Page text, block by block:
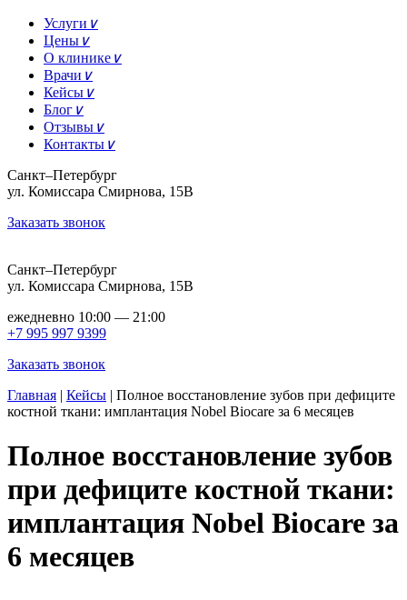
Услуги ∨
Цены ∨
О клинике ∨
Врачи ∨
Кейсы ∨
Блог ∨
Отзывы ∨
Контакты ∨
Санкт–Петербург
ул. Комиссара Смирнова, 15В
Заказать звонок
Санкт–Петербург
ул. Комиссара Смирнова, 15В
ежедневно 10:00 — 21:00
+7 995 997 9399
Заказать звонок
Главная | Кейсы | Полное восстановление зубов при дефиците
костной ткани: имплантация Nobel Biocare за 6 месяцев
Полное восстановление зубов
при дефиците костной ткани:
имплантация Nobel Biocare за
6 месяцев